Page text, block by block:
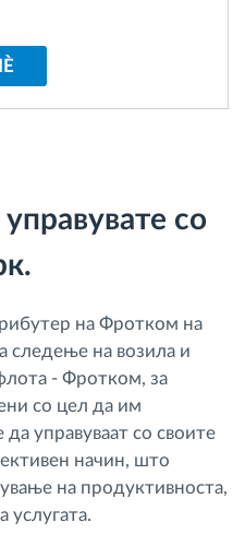
на возачите
со
на Фротком на
следење на возила и
- Фротком, за
со цел да им
управуваат со своите
начин, што
на продуктивноста,
услугата.